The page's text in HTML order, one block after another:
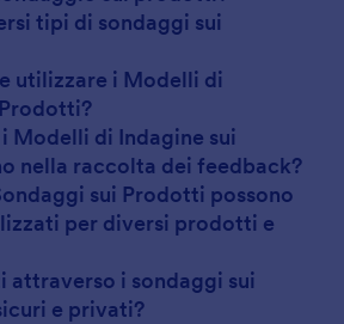
tipi di sondaggi sui
utilizzare i Modelli di
Modelli di Indagine sui
nella raccolta dei feedback?
sui Prodotti possono
per diversi prodotti e
attraverso i sondaggi sui
e privati?